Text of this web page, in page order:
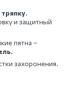
и защитный
пятна –
захоронения.